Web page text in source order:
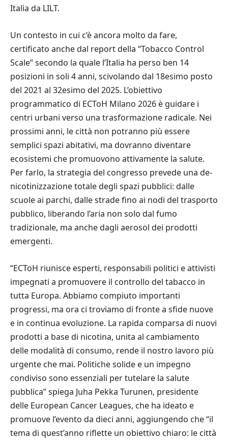
Italia da LILT.
Un contesto in cui c’è ancora molto da fare,
certificato anche dal report della “Tobacco Control
Scale” secondo la quale l’Italia ha perso ben 14
posizioni in soli 4 anni, scivolando dal 18esimo posto
del 2021 al 32esimo del 2025. L’obiettivo
programmatico di ECToH Milano 2026 è guidare i
centri urbani verso una trasformazione radicale. Nei
prossimi anni, le città non potranno più essere
semplici spazi abitativi, ma dovranno diventare
ecosistemi che promuovono attivamente la salute.
Per farlo, la strategia del congresso prevede una de-
nicotinizzazione totale degli spazi pubblici: dalle
scuole ai parchi, dalle strade fino ai nodi del trasporto
pubblico, liberando l’aria non solo dal fumo
tradizionale, ma anche dagli aerosol dei prodotti
emergenti.
“ECToH riunisce esperti, responsabili politici e attivisti
impegnati a promuovere il controllo del tabacco in
tutta Europa. Abbiamo compiuto importanti
progressi, ma ora ci troviamo di fronte a sfide nuove
e in continua evoluzione. La rapida comparsa di nuovi
prodotti a base di nicotina, unita al cambiamento
delle modalità di consumo, rende il nostro lavoro più
urgente che mai. Politiche solide e un impegno
condiviso sono essenziali per tutelare la salute
pubblica” spiega Juha Pekka Turunen, presidente
delle European Cancer Leagues, che ha ideato e
promuove l’evento da dieci anni, aggiungendo che “il
tema di quest’anno riflette un obiettivo chiaro: le città